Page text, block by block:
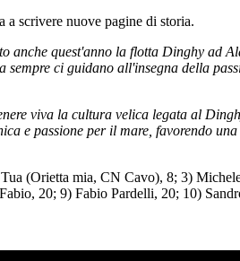
a scrivere nuove pagine di storia.
anche quest'anno la flotta Dinghy ad
ci guidano all'insegna della
viva la cultura velica legata al
e passione per il mare, favorendo
(Orietta mia, CN Cavo), 8; 3)
20; 9) Fabio Pardelli, 20; 10)